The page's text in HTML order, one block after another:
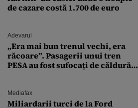
de cazare costă 1.700 de euro
Adevarul
„Era mai bun trenul vechi, era
răcoare”. Pasagerii unui tren
PESA au fost sufocați de căldură
Mediafax
Miliardarii turci de la Ford